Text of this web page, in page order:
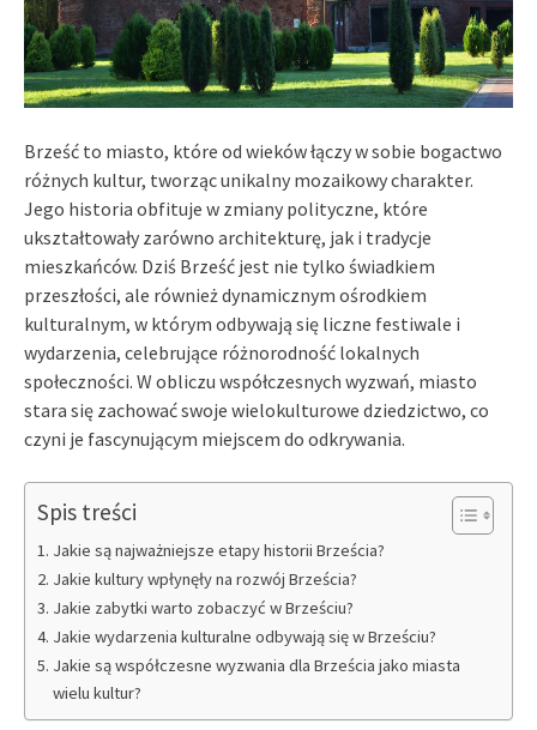
Brześć to miasto, które od wieków łączy w sobie bogactwo
różnych kultur, tworząc unikalny mozaikowy charakter.
Jego historia obfituje w zmiany polityczne, które
ukształtowały zarówno architekturę, jak i tradycje
mieszkańców. Dziś Brześć jest nie tylko świadkiem
przeszłości, ale również dynamicznym ośrodkiem
kulturalnym, w którym odbywają się liczne festiwale i
wydarzenia, celebrujące różnorodność lokalnych
społeczności. W obliczu współczesnych wyzwań, miasto
stara się zachować swoje wielokulturowe dziedzictwo, co
czyni je fascynującym miejscem do odkrywania.
Spis treści
Jakie są najważniejsze etapy historii Brześcia?
Jakie kultury wpłynęły na rozwój Brześcia?
Jakie zabytki warto zobaczyć w Brześciu?
Jakie wydarzenia kulturalne odbywają się w Brześciu?
Jakie są współczesne wyzwania dla Brześcia jako miasta
wielu kultur?